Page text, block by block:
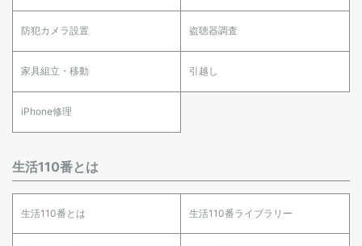
防犯カメラ設置 盗聴器調査
家具組立・移動 引越し
iPhone修理
生活110番とは
生活110番とは 生活110番ライブラリー